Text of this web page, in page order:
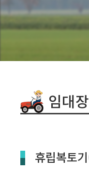
임대
휴립복토